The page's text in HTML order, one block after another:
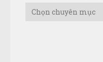
Danh